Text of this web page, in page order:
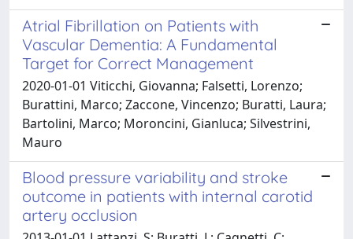
Atrial Fibrillation on Patients with
Vascular Dementia: A Fundamental
Target for Correct Management
2020-01-01 Viticchi, Giovanna; Falsetti, Lorenzo;
Burattini, Marco; Zaccone, Vincenzo; Buratti, Laura;
Bartolini, Marco; Moroncini, Gianluca; Silvestrini,
Mauro
Blood pressure variability and stroke
outcome in patients with internal carotid
artery occlusion